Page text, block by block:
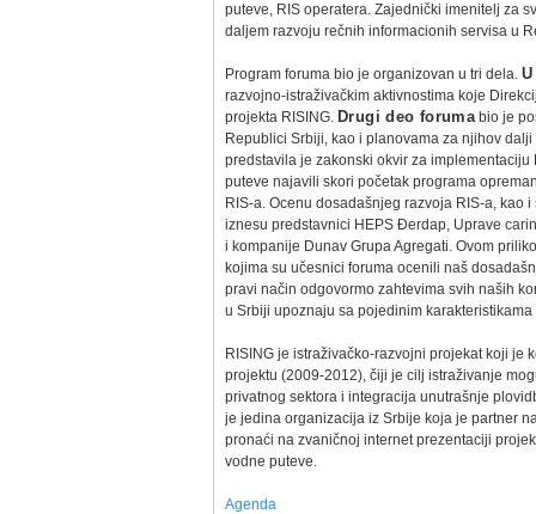
puteve, RIS operatera. Zajednički imenitelj za
daljem razvoju rečnih informacionih servisa u
Program foruma bio je organizovan u tri dela.
razvojno-istraživačkim aktivnostima koje
projekta RISING. Drugi deo forumabio je
Republici Srbiji, kao i planovama za njihov
predstavila je zakonski okvir za
puteve najavili skori početak programa
RIS-a. Ocenu dosadašnjeg razvoja RIS-a,
iznesu predstavnici HEPS Đerdap, Uprave
i kompanije Dunav Grupa Agregati. Ovom
kojima su učesnici foruma ocenili naš
pravi način odgovormo zahtevima svih naših
u Srbiji upoznaju sa pojedinim
RISING je istraživačko-razvojni projekat koji je
projektu (2009-2012), čiji je cilj istraživanje
privatnog sektora i integracija unutrašnje
je jedina organizacija iz Srbije koja je partner
pronaći na zvaničnoj internet prezentaciji
vodne puteve.
Agenda